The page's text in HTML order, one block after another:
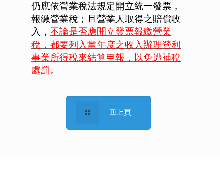
仍應依營業稅法規定開立統一發票，
報繳營業稅；且營業人取得之賠償收
入， 不論是否應開立發票報繳營業
稅，都要列入當年度之收入辦理營利
事業所得稅來結算申報，以免遭補稅
處罰。
回上頁